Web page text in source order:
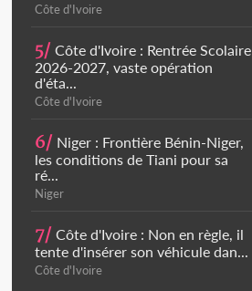
Côte d'Ivoire
5/ Côte d'Ivoire : Rentrée Scolaire
2026-2027, vaste opération
d'éta...
Côte d'Ivoire
6/ Niger : Frontière Bénin-Niger,
les conditions de Tiani pour sa
ré...
Niger
7/ Côte d'Ivoire : Non en règle, il
tente d'insérer son véhicule dan...
Côte d'Ivoire